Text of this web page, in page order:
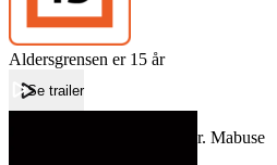
Aldersgrensen er 15 år
Se trailer
The Testament of Dr. Mabuse